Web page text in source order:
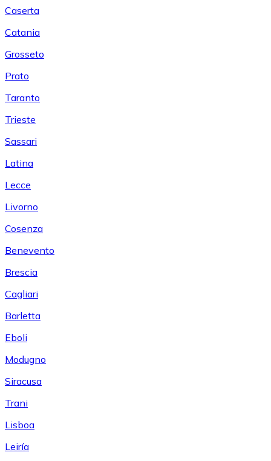
Caserta
Catania
Grosseto
Prato
Taranto
Trieste
Sassari
Latina
Lecce
Livorno
Cosenza
Benevento
Brescia
Cagliari
Barletta
Eboli
Modugno
Siracusa
Trani
Lisboa
Leiría